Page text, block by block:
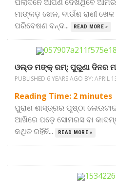
ମାଙ୍କଡ଼ ଖେଳ, ବାଉଁଶ ରାଣୀ
ପରିବେଷଣ ବନ୍ଦ...
READ MORE »
ଓଲ୍ଡ ମଙ୍କ୍ ରମ୍: ପୁରୁଣା ଦିନର
PUBLISHED 6 YEARS AGO BY: APRIL
Reading Time: 2 minutes
ପୁରାଣ ଶାସ୍ତ୍ରର ପୃଷ୍ଠା
ଆଖିରେ ପଡ଼େ ସୋମରସ ବା
କଥିତ ରହିଛି...
READ MORE »